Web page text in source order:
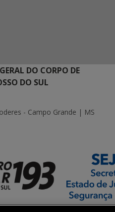
DO CORPO DE
DO SUL
- Campo Grande | MS